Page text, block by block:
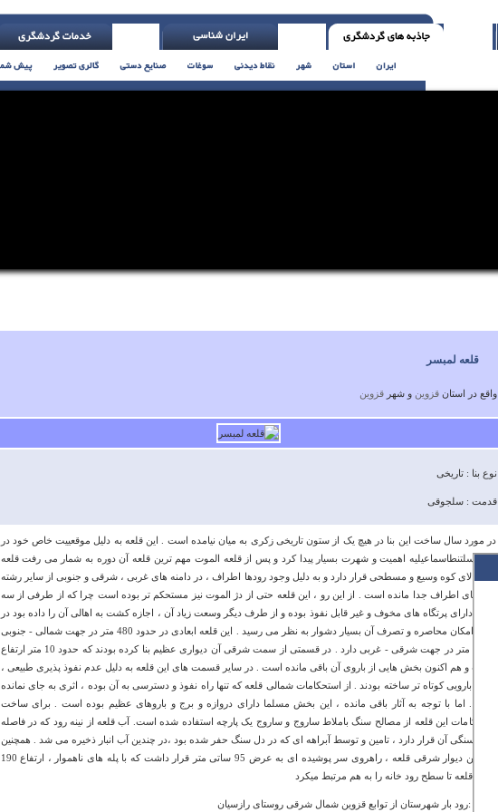
قلعه لمبسر
واقع در استانقزوين و شهرقزوين
نوع بنا : تاریخی
قدمت : سلجوقی
در مورد سال ساخت این بنا در هیچ یک از ستون تاریخی زکری به میان نیامده است . این قلعه به دلیل موقعییت خاص خود در
دوره سلتنطاسماعیلیه اهمیت و شهرت بسیار پیدا کرد و پس از قلعه الموت مهم ترین قلعه آن دوره به شمار می رفت قلعه
لمبر بالای کوه وسیع و مسطحی قرار دارد و به دلیل وجود رودها اطراف ، در دامنه های غربی ، شرقی و جنوبی از سایر رشته
کوه های اطراف جدا مانده است . از این رو ، این قلعه حتی از دژ الموت نیز مستحکم تر بوده است چرا که از طرفی از سه
جهت دارای پرتگاه های مخوف و غیر قابل نفوذ بوده و از طرف دیگر وسعت زیاد آن ، اجازه کشت به اهالی آن را داده بود در
نتیجه امکان محاصره و تصرف آن بسیار دشوار به نظر می رسید . این قلعه ابعادی در حدود 480 متر در جهت شمالی - جنوبی
و 190 متر در جهت شرقی - غربی دارد . در قسمتی از سمت شرقی آن دیواری عظیم بنا کرده بودند که حدود 10 متر ارتفاع
داشت و هم اکنون بخش هایی از باروی آن باقی مانده است . در سایر قسمت های این قلعه به دلیل عدم نفوذ پذیری طبیعی ،
برج و بارویی کوتاه تر ساخته بودند . از استحکامات شمالی قلعه که تنها راه نفوذ و دسترسی به آن بوده ، اثری به جای نمانده
است . اما با توجه به آثار باقی مانده ، این بخش مسلما دارای دروازه و برج و باروهای عظیم بوده است . برای ساخت
استحکامات این قلعه از مصالح سنگ باملاط ساروج و ساروج یک پارچه استفاده شده است. آب قلعه از نینه رود که در فاصله
دو فرسنگی آن قرار دارد ، تامین و توسط آبراهه ای که در دل سنگ حفر شده بود ،در چندین آب انبار ذخیره می شد . همچنین
در پایین دیوار شرقی قلعه ، راهروی سر پوشیده ای به عرض 95 ساتی متر قرار داشت که با پله های ناهموار ، ارتفاع 190
متری قلعه تا سطح رود خانه را به هم مرتبط میکرد
آدرس :رود بار شهرستان از توابع قزوین شمال شرقی روستای رازسیان